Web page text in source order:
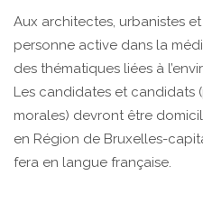
Aux architectes, urbanistes
personne active dans la
des thématiques liées à
Les candidates et candidats
morales) devront être
en Région de Bruxelles-
fera en langue française.